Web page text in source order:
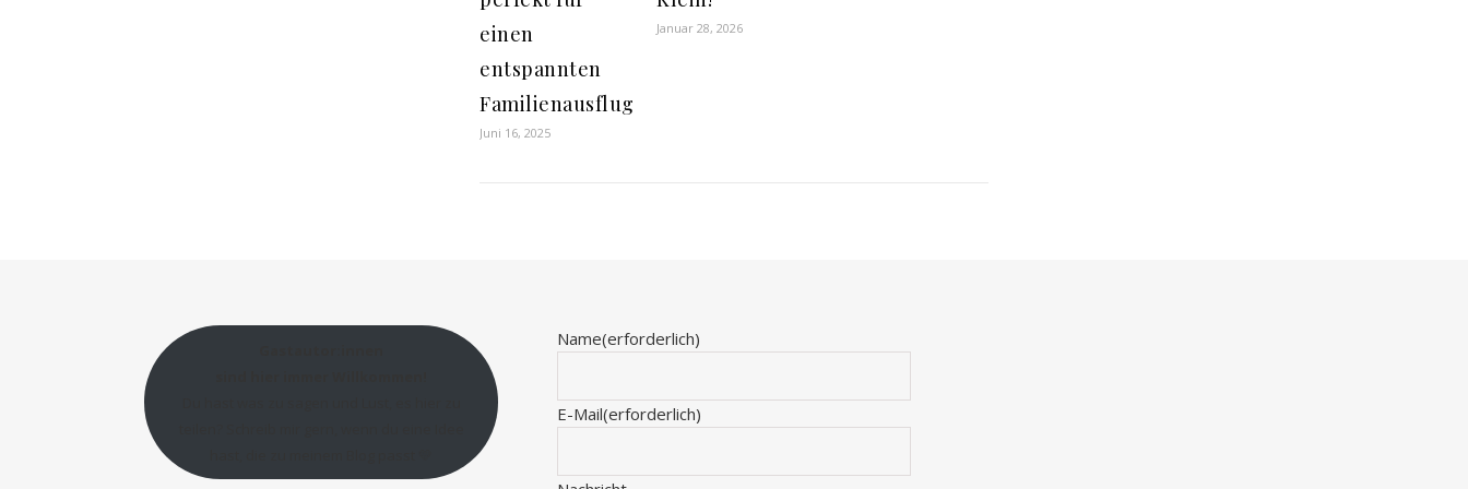
einen
entspannten
Familienausflug
Juni 16, 2025
Januar 28, 2026
Name(erforderlich)
E-Mail(erforderlich)